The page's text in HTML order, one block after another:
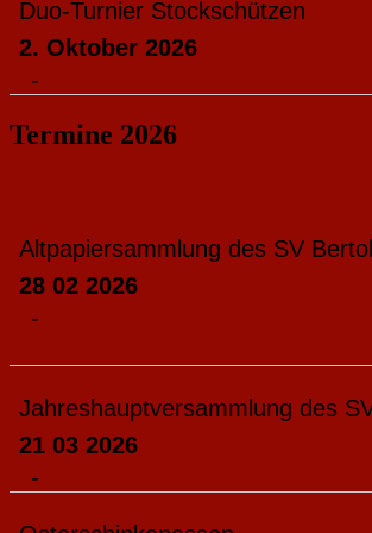
Duo-Turnier Stockschützen
2. Oktober 2026
-
Termine 2026
Altpapiersammlung des SV
28 02 2026
-
Jahreshauptversammlung des
21 03 2026
-